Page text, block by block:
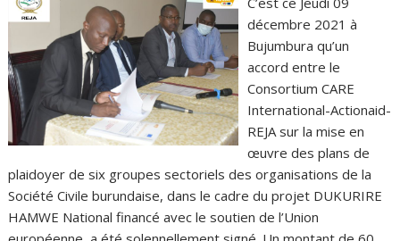
décembre 2021 à
Bujumbura qu’un
accord entre le
Consortium CARE
International-Actionaid-
REJA sur la mise en
œuvre des plans de
plaidoyer de six groupes sectoriels des organisations de la
Société Civile burundaise, dans le cadre du projet DUKURIRE
HAMWE National financé avec le soutien de l’Union